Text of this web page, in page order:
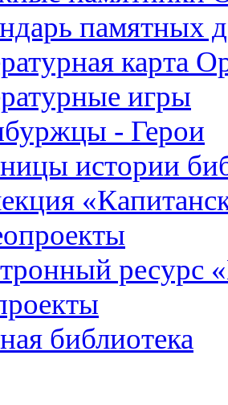
памятных
карта
игры
- Герои
истории
ресурс
библиотека